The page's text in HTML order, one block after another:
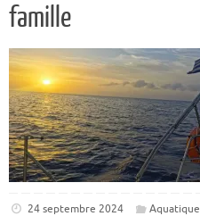
famille
24 septembre 2024 Aquatique